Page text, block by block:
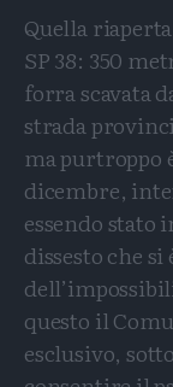
Quella
SP 38: 350
forra scavata
strada
ma purtroppo
dicembre,
essendo stato
dissesto che
questo il
esclusivo,